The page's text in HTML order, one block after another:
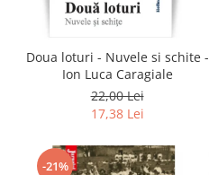
Doua loturi - Nuvele si schite -
Ion Luca Caragiale
22,00 Lei
17,38 Lei
-21%